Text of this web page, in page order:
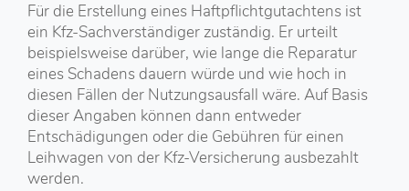
Für die Erstellung eines Haftpflichtgutachtens ist
ein Kfz-Sachverständiger zuständig. Er urteilt
beispielsweise darüber, wie lange die Reparatur
eines Schadens dauern würde und wie hoch in
diesen Fällen der Nutzungsausfall wäre. Auf Basis
dieser Angaben können dann entweder
Entschädigungen oder die Gebühren für einen
Leihwagen von der Kfz-Versicherung ausbezahlt
werden.